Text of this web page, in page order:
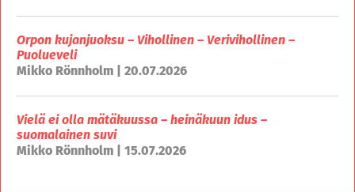
Orpon kujanjuoksu – Vihollinen – Verivihollinen –
Puolueveli
Mikko Rönnholm | 20.07.2026
Vielä ei olla mätäkuussa – heinäkuun idus –
suomalainen suvi
Mikko Rönnholm | 15.07.2026